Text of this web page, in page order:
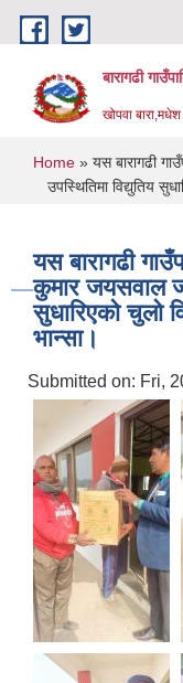
Skip to main content
बारागढी
खोपवा
You are
Home » यस बारागढी
उपस्थितिमा विद्युतिय
यस बारागढी
कुमार जयसवाल
सुधारिएको चुलो
भान्सा।
Submitted on: Fri,